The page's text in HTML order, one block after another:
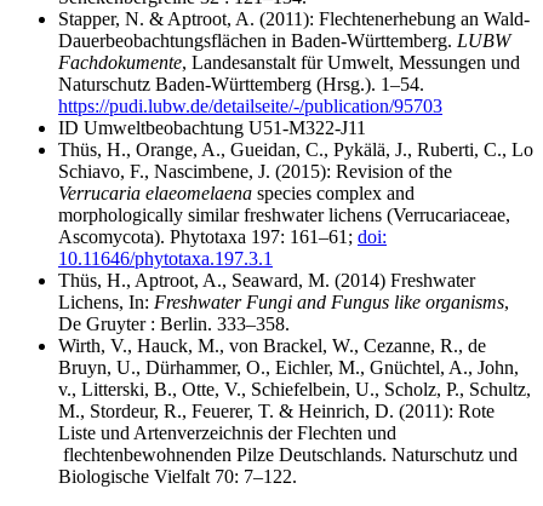
Stapper, N. & Aptroot, A. (2011): Flechtenerhebung an Wald-
Dauerbeobachtungsflächen in Baden-Württemberg. LUBW
Fachdokumente, Landesanstalt für Umwelt, Messungen und
Naturschutz Baden-Württemberg (Hrsg.). 1–54.
https://pudi.lubw.de/detailseite/-/publication/95703
ID Umweltbeobachtung U51-M322-J11
Thüs, H., Orange, A., Gueidan, C., Pykälä, J., Ruberti, C., Lo
Schiavo, F., Nascimbene, J. (2015): Revision of the
Verrucaria elaeomelaena species complex and
morphologically similar freshwater lichens (Verrucariaceae,
Ascomycota). Phytotaxa 197: 161–61; doi:
10.11646/phytotaxa.197.3.1
Thüs, H., Aptroot, A., Seaward, M. (2014) Freshwater
Lichens, In: Freshwater Fungi and Fungus like organisms,
De Gruyter : Berlin. 333–358.
Wirth, V., Hauck, M., von Brackel, W., Cezanne, R., de
Bruyn, U., Dürhammer, O., Eichler, M., Gnüchtel, A., John,
v., Litterski, B., Otte, V., Schiefelbein, U., Scholz, P., Schultz,
M., Stordeur, R., Feuerer, T. & Heinrich, D. (2011): Rote
Liste und Artenverzeichnis der Flechten und
flechtenbewohnenden Pilze Deutschlands. Naturschutz und
Biologische Vielfalt 70: 7–122.